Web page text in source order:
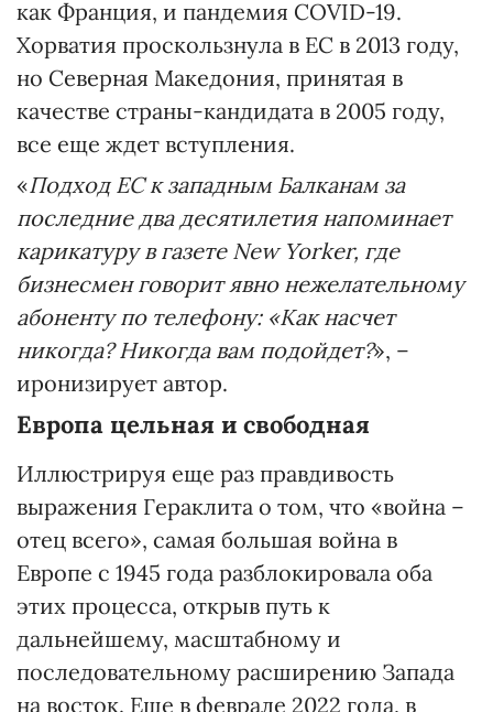
как Франция, и пандемия COVID-19.
Хорватия проскользнула в ЕС в 2013 году,
но Северная Македония, принятая в
качестве страны-кандидата в 2005 году,
все еще ждет вступления.
«Подход ЕС к западным Балканам за
последние два десятилетия напоминает
карикатуру в газете New Yorker, где
бизнесмен говорит явно нежелательному
абоненту по телефону: «Как насчет
никогда? Никогда вам подойдет?», –
иронизирует автор.
Европа цельная и свободная
Иллюстрируя еще раз правдивость
выражения Гераклита о том, что «война –
отец всего», самая большая война в
Европе с 1945 года разблокировала оба
этих процесса, открыв путь к
дальнейшему, масштабному и
последовательному расширению Запада
на восток. Еще в феврале 2022 года, в